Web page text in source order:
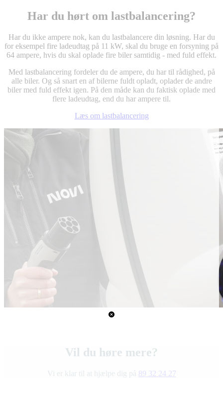
Har du hørt om lastbalancering?
Har du ikke ampere nok, kan du lastbalancere din løsning. Har du
for eksempel fire ladeudtag på 11 kW, skal du bruge en forsyning på
64 ampere, hvis du skal oplade fire biler samtidig - med fuld effekt.
Med lastbalancering fordeler du de ampere, du har til rådighed, på
alle biler. Og så snart en af bilerne fuldt opladt, oplader de andre
biler med fuld effekt igen. På den måde kan du faktisk oplade med
flere ladeudtag, end du har ampere til.
Læs om lastbalancering
Vil du høre mere?
Vi er klar til at hjælpe dig på 89 32 24 27